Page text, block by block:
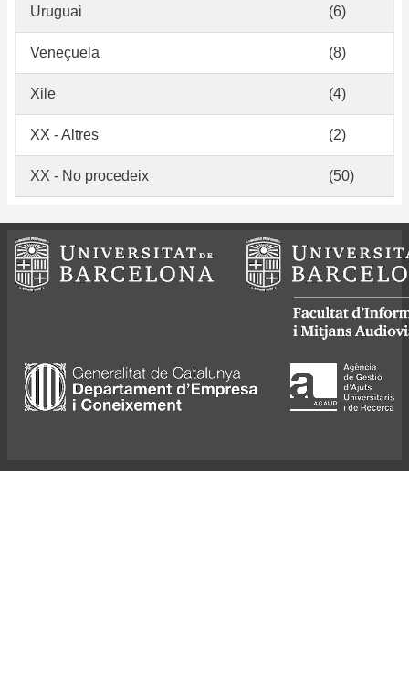
Uruguai (6)
Veneçuela (8)
Xile (4)
XX - Altres (2)
XX - No procedeix (50)